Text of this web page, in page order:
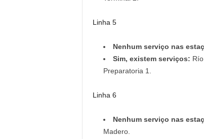
Linha 5
Nenhum serviço nas
Sim, existem serviços:
Preparatoria 1.
Linha 6
Nenhum serviço nas
Madero.